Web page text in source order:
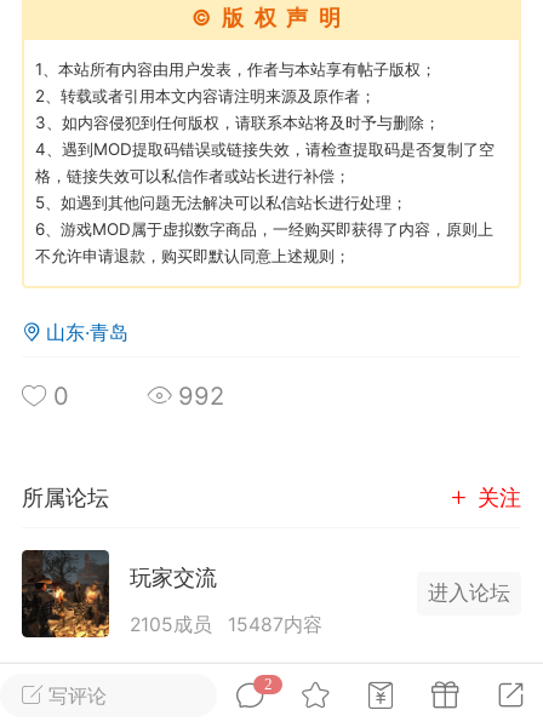
我的钱包 道具 排行榜
MOD下载 攻略教程 联机招募
大人
Lv.8
02-10 15:45
电脑端 其他&工具
卖挂
禁止发布联机可用的作弊模组，
作弊模组的发布规范近期收到一些信息
模组的发布行为：1. *...
汉
72
大人
Lv.8
写评论
2
©版权声明
1、本站所有内容由用户发表，作者与本站享有帖子版权；
2、转载或者引用本文内容请注明来源及原作者；
3、如内容侵犯到任何版权，请联系本站将及时予与删除；
4、遇到MOD提取码错误或链接失效，请检查提取码是否复制了空
格，链接失效可以私信作者或站长进行补偿；
5、如遇到其他问题无法解决可以私信站长进行处理；
6、游戏MOD属于虚拟数字商品，一经购买即获得了内容，原则上
不允许申请退款，购买即默认同意上述规则；
山东·青岛
0 992
所属论坛 关注
玩家交流
2105成员 15487内容
进入论坛
为七日杀玩家提供交流、提问、分享平台。发帖请
遵守中国法律规则，拒绝违法信息！